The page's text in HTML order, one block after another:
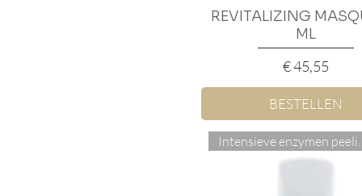
Snel overzicht
REVITALIZING
ML
Prijs
€ 45,55
BESTELLEN